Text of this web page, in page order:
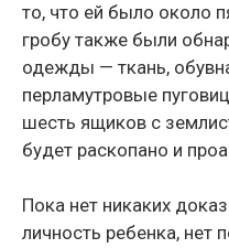
то, что ей было около
гробу также были
одежды — ткань,
перламутровые
шесть ящиков с
будет раскопано и
Пока нет никаких
личность ребенка, нет